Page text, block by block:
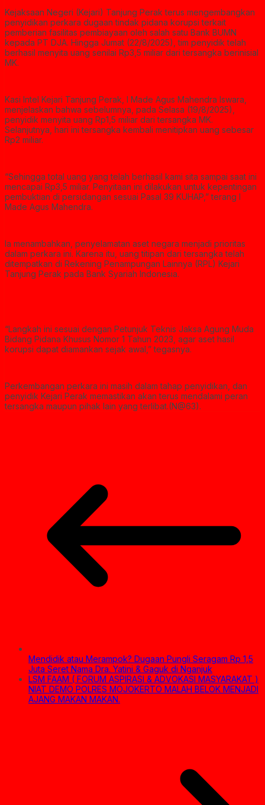
Kejaksaan Negeri (Kejari) Tanjung Perak terus mengembangkan
penyidikan perkara dugaan tindak pidana korupsi terkait
pemberian fasilitas pembiayaan oleh salah satu Bank BUMN
kepada PT DJA. Hingga Jumat (22/8/2025), tim penyidik telah
berhasil menyita uang senilai Rp3,5 miliar dari tersangka berinisial
MK.
Kasi Intel Kejari Tanjung Perak, I Made Agus Mahendra Iswara,
menjelaskan bahwa sebelumnya, pada Selasa (19/8/2025),
penyidik menyita uang Rp1,5 miliar dari tersangka MK.
Selanjutnya, hari ini tersangka kembali menitipkan uang sebesar
Rp2 miliar.
“Sehingga total uang yang telah berhasil kami sita sampai saat ini
mencapai Rp3,5 miliar. Penyitaan ini dilakukan untuk kepentingan
pembuktian di persidangan sesuai Pasal 39 KUHAP,” terang I
Made Agus Mahendra.
Ia menambahkan, penyelamatan aset negara menjadi prioritas
dalam perkara ini. Karena itu, uang titipan dari tersangka telah
ditempatkan di Rekening Penampungan Lainnya (RPL) Kejari
Tanjung Perak pada Bank Syariah Indonesia.
“Langkah ini sesuai dengan Petunjuk Teknis Jaksa Agung Muda
Bidang Pidana Khusus Nomor 1 Tahun 2023, agar aset hasil
korupsi dapat diamankan sejak awal,” tegasnya.
Perkembangan perkara ini masih dalam tahap penyidikan, dan
penyidik Kejari Perak memastikan akan terus mendalami peran
tersangka maupun pihak lain yang terlibat.(N@63).
Mendidik atau Merampok? Dugaan Pungli Seragam Rp 1,5
Juta Seret Nama Dra. Yatini & Gaguk di Nganjuk
LSM FAAM ( FORUM ASPIRASI & ADVOKASI MASYARAKAT )
NIAT DEMO POLRES MOJOKERTO MALAH BELOK MENJADI
AJANG MAKAN MAKAN.